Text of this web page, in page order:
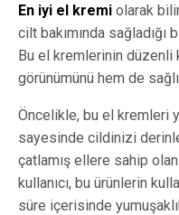
En iyi el kremi olarak
cilt bakımında sağladığı
Bu el kremlerinin düzenli
görünümünü hem de
Öncelikle, bu el kremleri
sayesinde cildinizi
çatlamış ellere sahip
kullanıcı, bu ürünlerin
süre içerisinde